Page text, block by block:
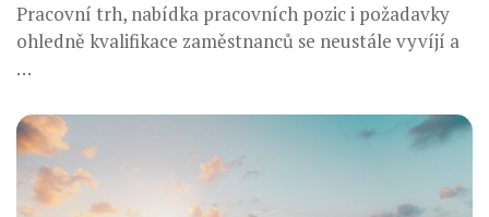
Pracovní trh, nabídka pracovních pozic i požadavky
ohledně kvalifikace zaměstnanců se neustále vyvíjí a
…